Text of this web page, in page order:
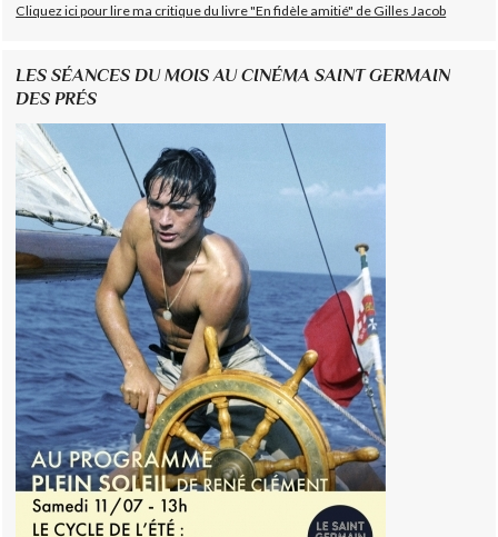
Cliquez ici pour lire ma critique du livre "En fidèle amitié" de Gilles Jacob
LES SÉANCES DU MOIS AU CINÉMA SAINT GERMAIN
DES PRÉS